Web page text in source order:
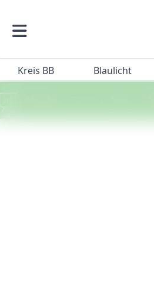
Kreis BB Blaulicht
Machen Sie mit beim